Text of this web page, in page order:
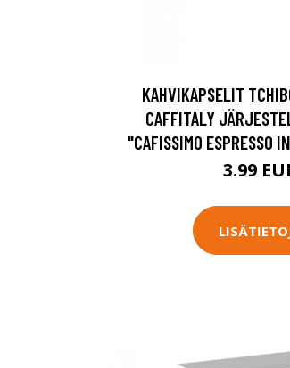
KAHVIKAPSELIT
CAFFITALY
"CAFISSIMO ESPRESSO
3.99